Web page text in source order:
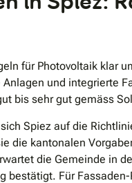
für Photovoltaik klar
und integrierte
bis sehr gut gemäss
Spiez auf die
die kantonalen
die Gemeinde in
bestätigt. Für